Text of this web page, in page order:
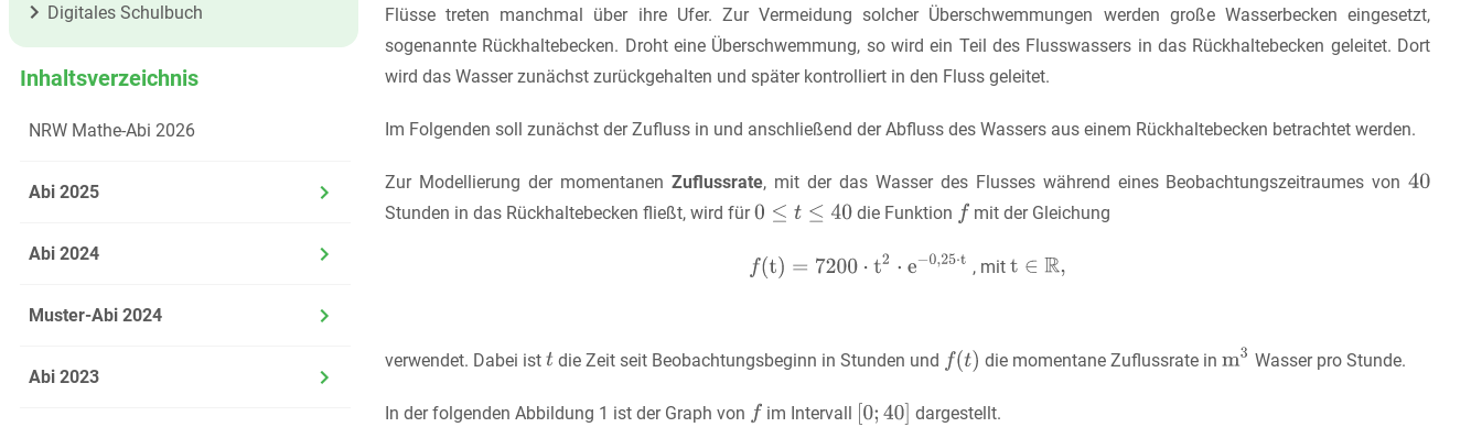
Digitales Schulbuch
Inhaltsverzeichnis
NRW Mathe-Abi 2026
Abi 2025
Abi 2024
Muster-Abi 2024
Abi 2023
Flüsse treten manchmal über ihre Ufer. Zur Vermeidung solcher Überschwemmungen werden große Wasserbecken eingesetzt,
sogenannte Rückhaltebecken. Droht eine Überschwemmung, so wird ein Teil des Flusswassers in das Rückhaltebecken geleitet. Dort
wird das Wasser zunächst zurückgehalten und später kontrolliert in den Fluss geleitet.
Im Folgenden soll zunächst der Zufluss in und anschließend der Abfluss des Wassers aus einem Rückhaltebecken betrachtet werden.
Zur Modellierung der momentanen Zuflussrate, mit der das Wasser des Flusses während eines Beobachtungszeitraumes von
Stunden in das Rückhaltebecken fließt, wird für
die Funktion mit der Gleichung
, mit
verwendet. Dabei ist die Zeit seit Beobachtungsbeginn in Stunden und die momentane Zuflussrate in Wasser pro Stunde.
In der folgenden Abbildung 1 ist der Graph von im Intervall dargestellt.